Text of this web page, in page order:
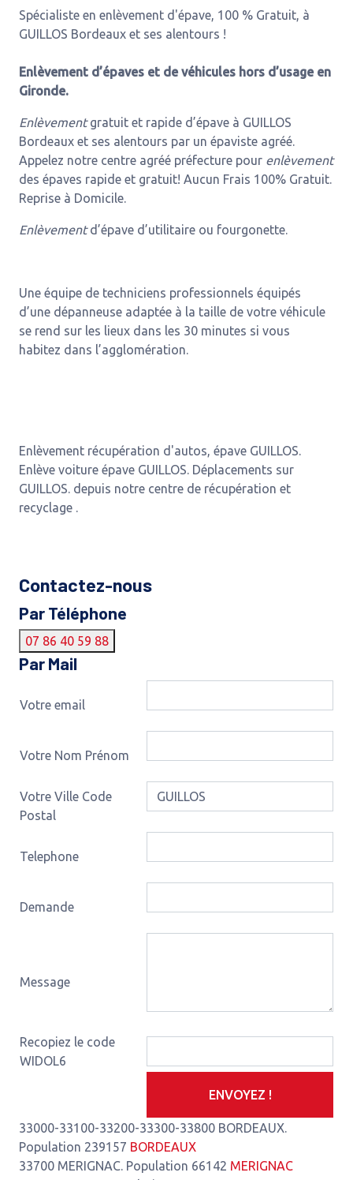
Spécialiste en enlèvement d'épave, 100 % Gratuit, à
GUILLOS Bordeaux et ses alentours !
Enlèvement d’épaves et de véhicules hors d’usage en
Gironde.
Enlèvementgratuit et rapide d’épave à GUILLOS
Bordeaux et ses alentours par un épaviste agréé.
Appelez notre centre agréé préfecture pour enlèvement
des épaves rapide et gratuit! Aucun Frais 100% Gratuit.
Reprise à Domicile.
Enlèvementd’épave d’utilitaire ou fourgonette.
Une équipe de techniciens professionnels équipés
d’une dépanneuse adaptée à la taille de votre véhicule
se rend sur les lieux dans les 30 minutes si vous
habitez dans l’agglomération.
Enlèvement récupération d'autos, épave GUILLOS.
Enlève voiture épave GUILLOS. Déplacements sur
GUILLOS. depuis notre centre de récupération et
recyclage .
Contactez-nous
Par Téléphone
07 86 40 59 88
Par Mail
Votre email
Votre Nom Prénom
Votre Ville Code
Postal
Telephone
Demande
Message
Recopiez le code
WIDOL6
ENVOYEZ !
33000-33100-33200-33300-33800 BORDEAUX.
Population 239157 BORDEAUX
33700 MERIGNAC. Population 66142 MERIGNAC